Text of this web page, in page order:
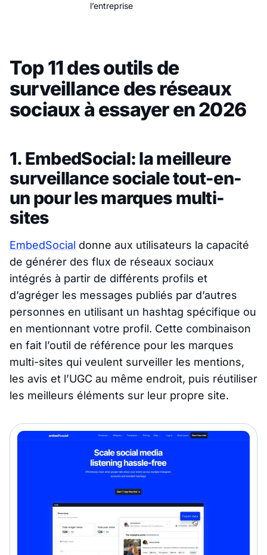
l’entreprise
Top 11 des outils de
surveillance des réseaux
sociaux à essayer en 2026
1. EmbedSocial: la meilleure
surveillance sociale tout-en-
un pour les marques multi-
sites
EmbedSocial donne aux utilisateurs la capacité
de générer des flux de réseaux sociaux
intégrés à partir de différents profils et
d’agréger les messages publiés par d’autres
personnes en utilisant un hashtag spécifique ou
en mentionnant votre profil. Cette combinaison
en fait l’outil de référence pour les marques
multi-sites qui veulent surveiller les mentions,
les avis et l’UGC au même endroit, puis réutiliser
les meilleurs éléments sur leur propre site.